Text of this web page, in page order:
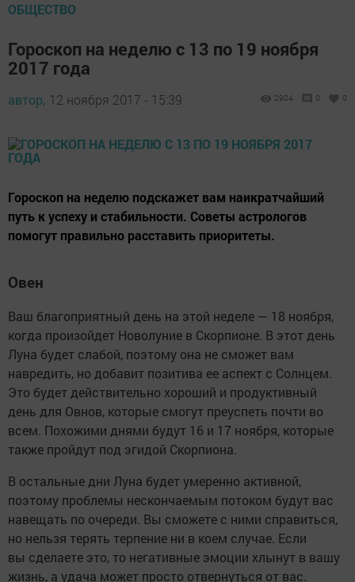
ОБЩЕСТВО
Гороскоп на неделю с 13 по 19 ноября
2017 года
автор, 12 ноября 2017 - 15:39 2904 0 0
Гороскоп на неделю подскажет вам наикратчайший
путь к успеху и стабильности. Советы астрологов
помогут правильно расставить приоритеты.
Овен
Ваш благоприятный день на этой неделе — 18 ноября,
когда произойдет Новолуние в Скорпионе. В этот день
Луна будет слабой, поэтому она не сможет вам
навредить, но добавит позитива ее аспект с Солнцем.
Это будет действительно хороший и продуктивный
день для Овнов, которые смогут преуспеть почти во
всем. Похожими днями будут 16 и 17 ноября, которые
также пройдут под эгидой Скорпиона.
В остальные дни Луна будет умеренно активной,
поэтому проблемы нескончаемым потоком будут вас
навещать по очереди. Вы сможете с ними справиться,
но нельзя терять терпение ни в коем случае. Если
вы сделаете это, то негативные эмоции хлынут в вашу
жизнь, а удача может просто отвернуться от вас.